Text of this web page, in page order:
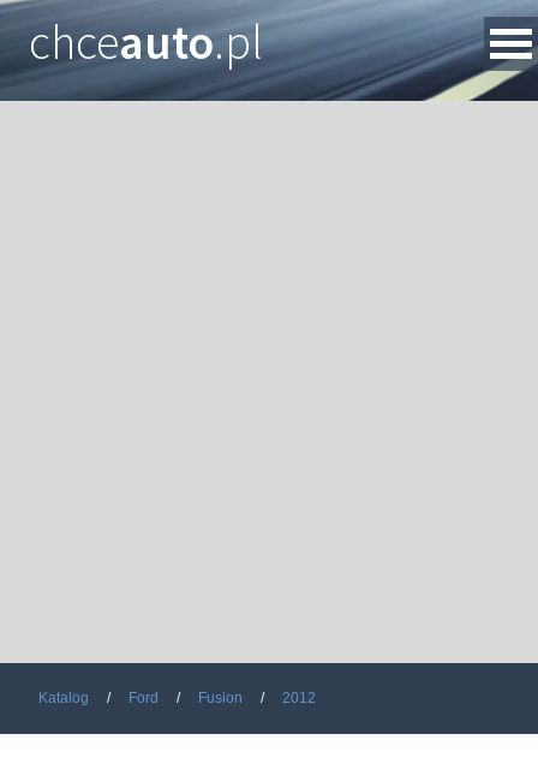
chceauto.pl
Katalog Ford Fusion 2012